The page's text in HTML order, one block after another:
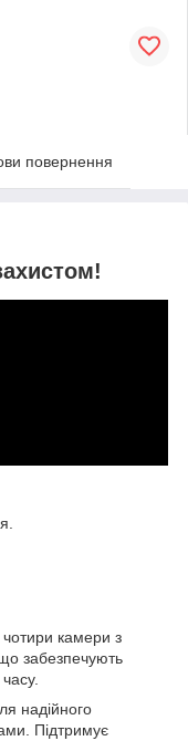
повернення
камери з
забезпечують
надійного
Підтримує